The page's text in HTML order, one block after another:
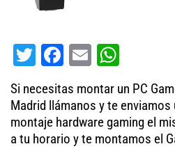
T
tt
er
Fa
bo
ok
E
ail
ha
ts
A
pp
Si necesitas montar un PC
Madrid llámanos y te
montaje hardware gaming el
a tu horario y te montamos el